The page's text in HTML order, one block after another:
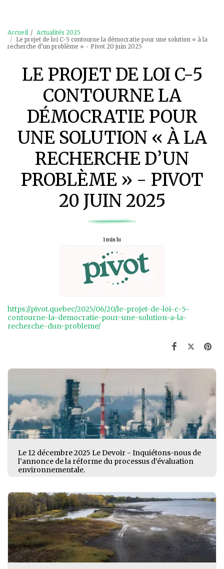
Accueil
Actualités 2025
Le projet de loi C-5 contourne la démocratie pour une solution « à la
recherche d’un problème » - Pivot 20 juin 2025
LE PROJET DE LOI C-5
CONTOURNE LA
DÉMOCRATIE POUR
UNE SOLUTION « À LA
RECHERCHE D’UN
PROBLÈME » - PIVOT
20 JUIN 2025
1 min lu
https://pivot.quebec/2025/06/20/le-projet-de-loi-c-5-
contourne-la-democratie-pour-une-solution-a-la-
recherche-dun-probleme/
Le 12 décembre 2025 Le Devoir - Inquiétons-nous de
l’annonce de la réforme du processus d’évaluation
environnementale.